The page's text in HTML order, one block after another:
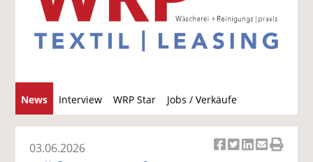
News Interview WRP Star Jobs / Verkäufe
u
c
03.06.2026